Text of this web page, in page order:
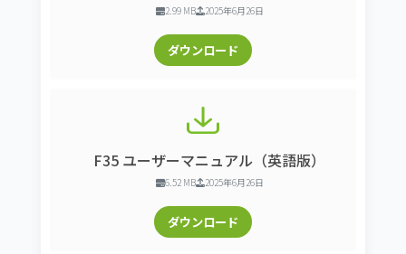
2.99 MB 2025年6月26日
ダウンロード
F35 ユーザーマニュアル（英語版）
6.52 MB 2025年6月26日
ダウンロード